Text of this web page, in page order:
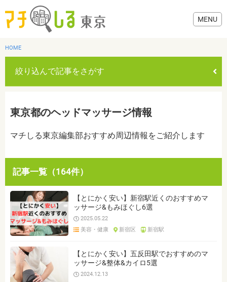
生活
HOME
絞り込んで記事をさがす
すべて グルメ 美容・健康 歯医者・病院 おでかけ
生活 お役立ち情報
クリア
東京都のヘッドマッサージ情報
マチしる東京編集部おすすめ周辺情報をご紹介します
記事一覧（164件）
【とにかく安い】新宿駅近くのおすすめマ
ッサージ&もみほぐし6選
2025.05.22
美容・健康
新宿区 新宿駅
【とにかく安い】五反田駅でおすすめのマ
ッサージ&整体&カイロ5選
2024.12.13